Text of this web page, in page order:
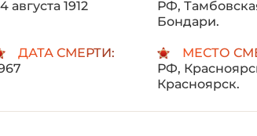
августа 1912
РФ,
Бондари.
ДАТА СМЕРТИ:
МЕСТО
РФ,
Красноярск.